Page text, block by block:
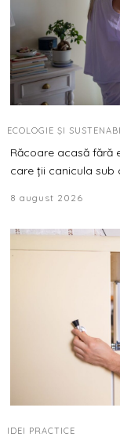
ECOLOGIE ȘI
Răcoare acasă fără
care ții canicula sub
8 august 2026
IDEI PRACTICE